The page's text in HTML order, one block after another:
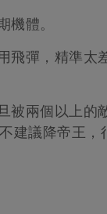
機體。
飛彈，精準太
被兩個以上的
建議降帝王